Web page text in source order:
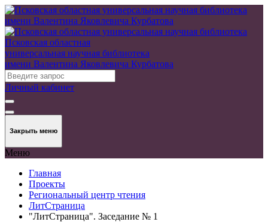
Псковская областная
универсальная научная библиотека
имени Валентина Яковлевича Курбатова
Личный кабинет
Закрыть меню
Меню
Главная
Проекты
Региональный центр чтения
ЛитСтраница
"ЛитСтраница". Заседание № 1